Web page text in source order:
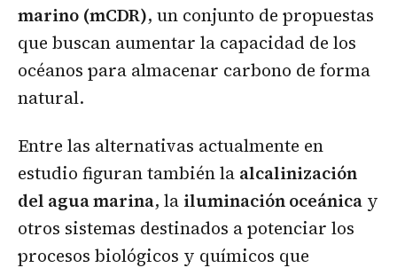
marino (mCDR), un conjunto de propuestas
que buscan aumentar la capacidad de los
océanos para almacenar carbono de forma
natural.
Entre las alternativas actualmente en
estudio figuran también la alcalinización
del agua marina, la iluminación oceánica y
otros sistemas destinados a potenciar los
procesos biológicos y químicos que